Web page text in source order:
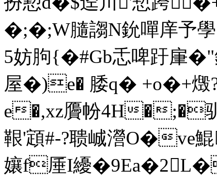
�;�;W膸謅N鈗嘽庠予
5妨胊{�#Gb忎啤趶肁
屋�)e� 腇q� +o�+燬
e�,xz贗帉4H�;�
鞎'顁#-?聩峸瀯O�ve鯤
孃f厜I纋